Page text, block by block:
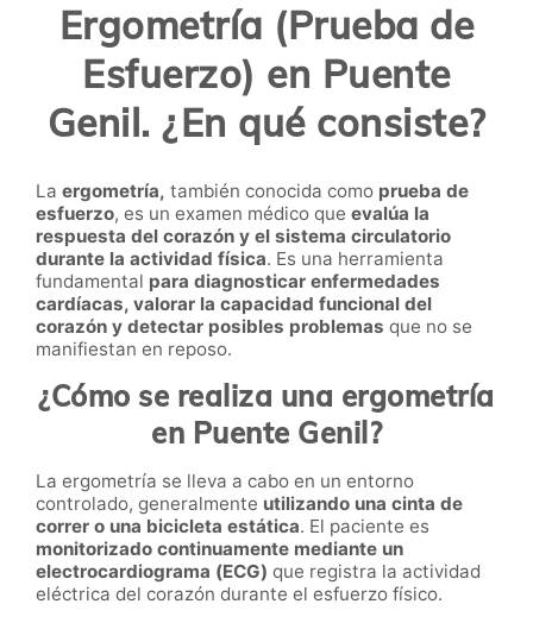
Ergometría (Prueba de
Esfuerzo) en Puente
Genil. ¿En qué consiste?
La ergometría, también conocida como prueba de
esfuerzo, es un examen médico que evalúa la
respuesta del corazón y el sistema circulatorio
durante la actividad física. Es una herramienta
fundamental para diagnosticar enfermedades
cardíacas, valorar la capacidad funcional del
corazón y detectar posibles problemas que no se
manifiestan en reposo.
¿Cómo se realiza una ergometría
en Puente Genil?
La ergometría se lleva a cabo en un entorno
controlado, generalmente utilizando una cinta de
correr o una bicicleta estática. El paciente es
monitorizado continuamente mediante un
electrocardiograma (ECG) que registra la actividad
eléctrica del corazón durante el esfuerzo físico.